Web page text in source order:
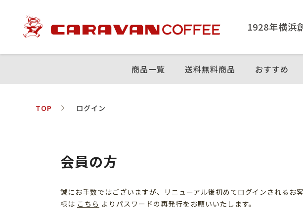
1928年横浜
商品⼀覧 送料無料商品 おすすめ
TOP ログイン
会員の方
誠にお手数ではございますが、リニューアル後初めてログインされるお客
様は こちら よりパスワードの再発行をお願いいたします。